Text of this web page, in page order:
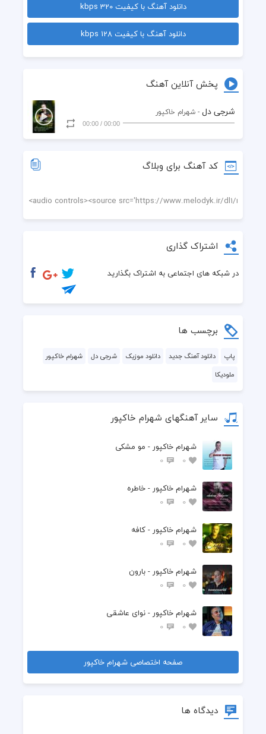
دانلود آهنگ با کیفیت 320 kbps
دانلود آهنگ با کیفیت 128 kbps
پخش آنلاین آهنگ
شرجی دل - شهرام خاکپور
00:00
/
00:00
کد آهنگ برای وبلاگ
اشتراک گذاری
در شبکه های اجتماعی به اشتراک بگذارید
برچسب ها
پاپ دانلود آهنگ جدید دانلود موزیک شرجی دل
شهرام خاکپور
ملودیکا
سایر آهنگهای شهرام خاکپور
شهرام خاکپور - مو مشکی
0
0
شهرام خاکپور - خاطره
0
0
شهرام خاکپور - کافه
0
0
شهرام خاکپور - بارون
0
0
شهرام خاکپور - نوای عاشقی
0
0
صفحه اختصاصی شهرام خاکپور
دیدگاه ها